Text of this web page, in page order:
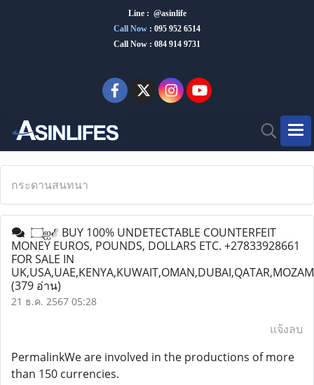
Line : @asinlife
Call Now : 095 952 6514
Call Now : 084 914 9731
กระดานสนทนา
MONEY EUROS, POUNDS, DOLLARS ETC. +27833928661
FOR SALE IN
(379 อ่าน)
21 ธ.ค. 2567 05:28
แจ้งลบ
PermalinkWe are involved in the productions of more
than 150 currencies.